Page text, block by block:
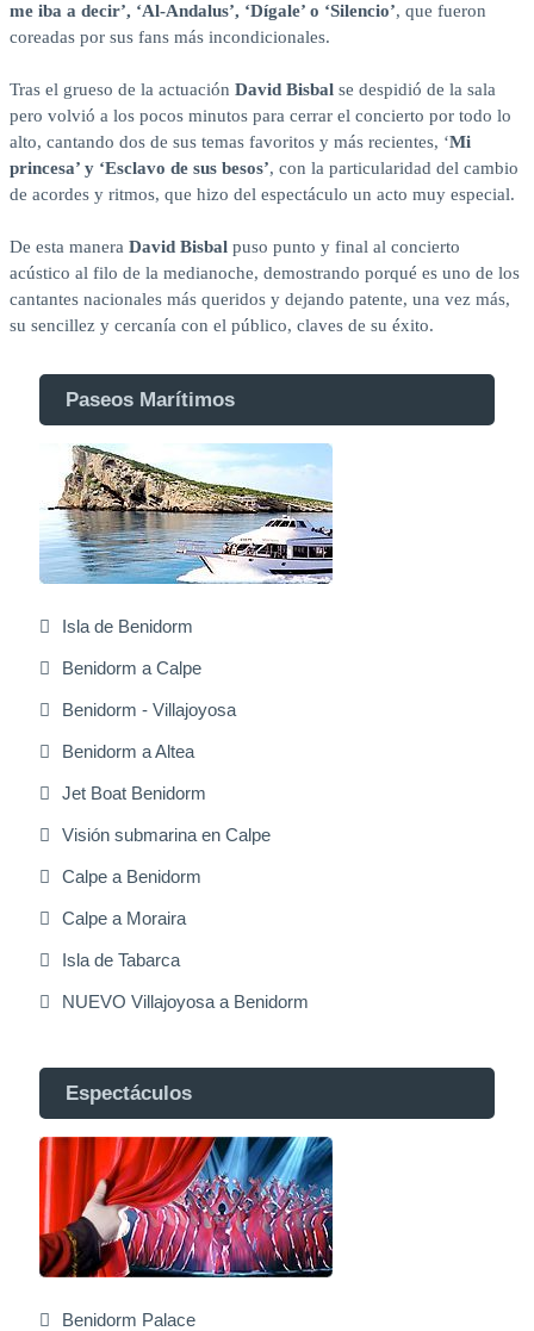
me iba a decir’, ‘Al-Andalus’, ‘Dígale’ o ‘Silencio’, que fueron
coreadas por sus fans más incondicionales.
Tras el grueso de la actuación David Bisbal se despidió de la sala
pero volvió a los pocos minutos para cerrar el concierto por todo lo
alto, cantando dos de sus temas favoritos y más recientes, ‘Mi
princesa’ y ‘Esclavo de sus besos’, con la particularidad del cambio
de acordes y ritmos, que hizo del espectáculo un acto muy especial.
De esta manera David Bisbal puso punto y final al concierto
acústico al filo de la medianoche, demostrando porqué es uno de los
cantantes nacionales más queridos y dejando patente, una vez más,
su sencillez y cercanía con el público, claves de su éxito.
Paseos Marítimos
Isla de Benidorm
Benidorm a Calpe
Benidorm - Villajoyosa
Benidorm a Altea
Jet Boat Benidorm
Visión submarina en Calpe
Calpe a Benidorm
Calpe a Moraira
Isla de Tabarca
NUEVO Villajoyosa a Benidorm
Espectáculos
Benidorm Palace